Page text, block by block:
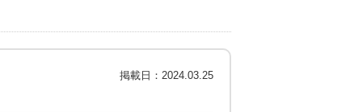
掲載日： 2024.03.25